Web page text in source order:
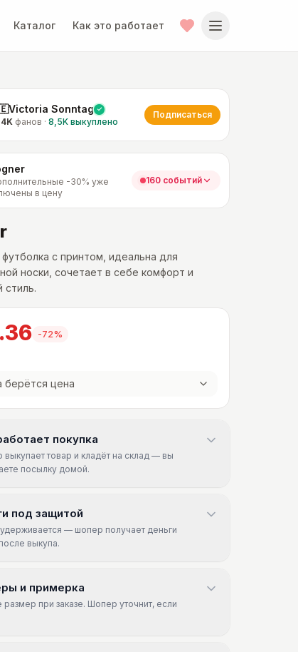
Каталог Как это работает
Sonntag
фанов · 8,5K выкуплено
Подписаться
-30% уже
в цену
160 событий
с принтом, идеальна для
носки, сочетает в себе комфорт и
стиль.
-72%
берётся цена
покупка
товар и кладёт на склад — вы
посылку домой.
под защитой
— шопер получает деньги
выкупа.
и примерка
размер при заказе. Шопер уточнит, если